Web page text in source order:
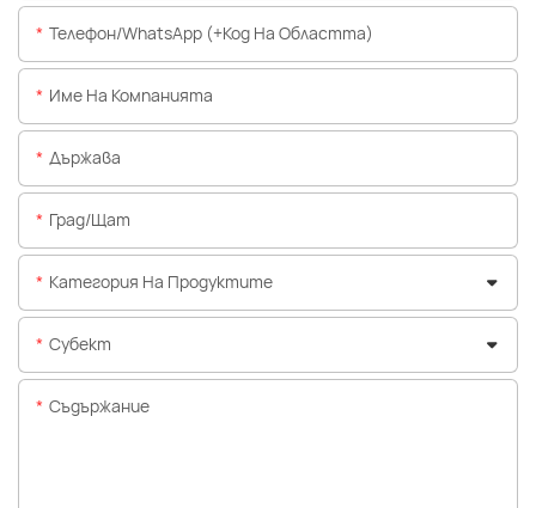
Телефон/WhatsApp (+Код На Областта)
Име На Компанията
Държава
Град/щат
Категория На Продуктите
Субект
Съдържание